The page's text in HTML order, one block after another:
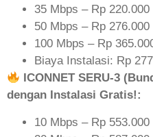
35 Mbps – Rp 220.000
50 Mbps – Rp 276.000
100 Mbps – Rp
Biaya Instalasi: Rp
ICONNET SERU-3
dengan Instalasi Gratis!:
10 Mbps – Rp 553.000